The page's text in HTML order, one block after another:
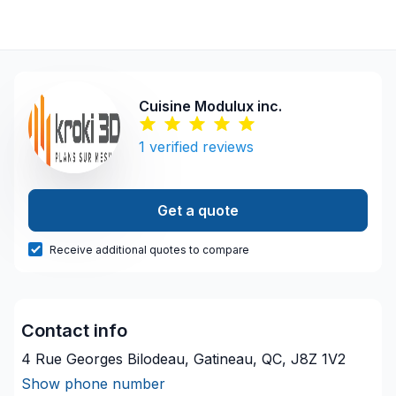
Cuisine Modulux inc.
1 verified reviews
Get a quote
Receive additional quotes to compare
Contact info
4 Rue Georges Bilodeau, Gatineau, QC, J8Z 1V2
Show phone number